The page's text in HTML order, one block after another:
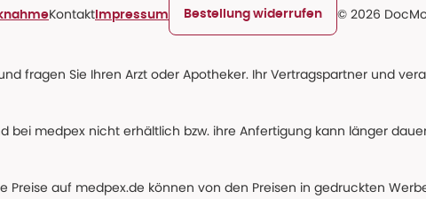
Kontakt Impressum Bestellung widerrufen © 2026
fragen Sie Ihren Arzt oder Apotheker. Ihr Vertragspartner und
bei medpex nicht erhältlich bzw. ihre Anfertigung kann länger
Preise auf medpex.de können von den Preisen in gedruckten